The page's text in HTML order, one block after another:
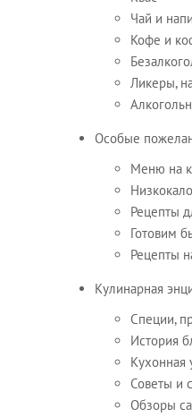
Чай и
Кофе и
Ликеры,
Особые
Меню на
Рецепты
Готовим
Рецепты
Кулинарная
Специи,
История
Кухонная
Советы и
Обзоры